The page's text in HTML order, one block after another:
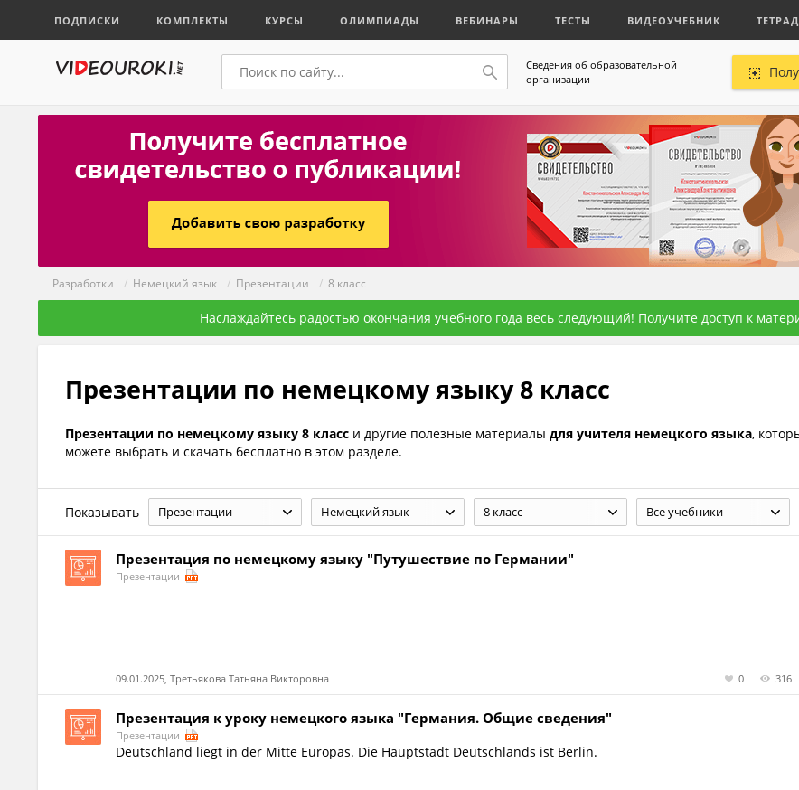
ПОДПИСКИ КОМПЛЕКТЫ КУРСЫ ОЛИМПИАДЫ ВЕБИНАРЫ ТЕСТЫ ВИДЕОУЧЕБНИК
Сведения об образовательной
организации
Разработки / Немецкий язык / Презентации / 8 класс
Наслаждайтесь радостью окончания учебного года весь следующий! Получите доступ к
Презентации по немецкому языку 8 класс
Презентации по немецкому языку 8 класс и другие полезные материалы для учителя немецкого языка,
можете выбрать и скачать бесплатно в этом разделе.
Показывать Презентации Немецкий язык 8 класс Все учебники
Презентация по немецкому языку "Путушествие по Германии"
Презентации
09.01.2025, Третьякова Татьяна Викторовна 0 316
Презентация к уроку немецкого языка "Германия. Общие сведения"
Презентации
Deutschland liegt in der Mitte Europas. Die Hauptstadt Deutschlands ist Berlin.